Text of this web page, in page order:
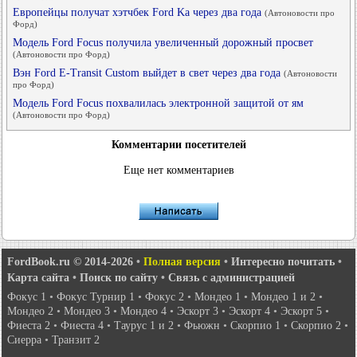
Европейцы получат хэтчбек Ford Ka через два года (Автоновости про
Форд)
Модель Ford Focus получила увеличенный дорожный просвет
(Автоновости про Форд)
Вэн Ford E-Transit Custom выйдет в свет через два года (Автоновости
про Форд)
Модель Ford Focus похвалилась электронной защитой от ям
(Автоновости про Форд)
Комментарии посетителей
Еще нет комментариев
FordBook.ru © 2014-2026 • Полная версия • Интересно почитать •
Карта сайта • Поиск по сайту • Связь с администрацией
Фокус 1 • Фокус Турнир 1 • Фокус 2 • Мондео 1 • Мондео 1 и 2 •
Мондео 2 • Мондео 3 • Мондео 4 • Эскорт 3 • Эскорт 4 • Эскорт 5 •
Фиеста 2 • Фиеста 4 • Таурус 1 и 2 • Фьюжн • Скорпио 1 • Скорпио 2 •
Сиерра • Транзит 2